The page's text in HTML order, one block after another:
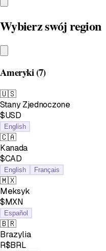
Wybierz swój region
Ameryki(7)
🇺🇸
Stany Zjednoczone
$USD
English
🇨🇦
Kanada
$CAD
English Français
🇲🇽
Meksyk
$MXN
Español
🇧🇷
Brazylia
R$BRL